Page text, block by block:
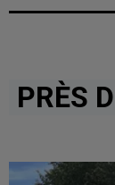
PRÈS